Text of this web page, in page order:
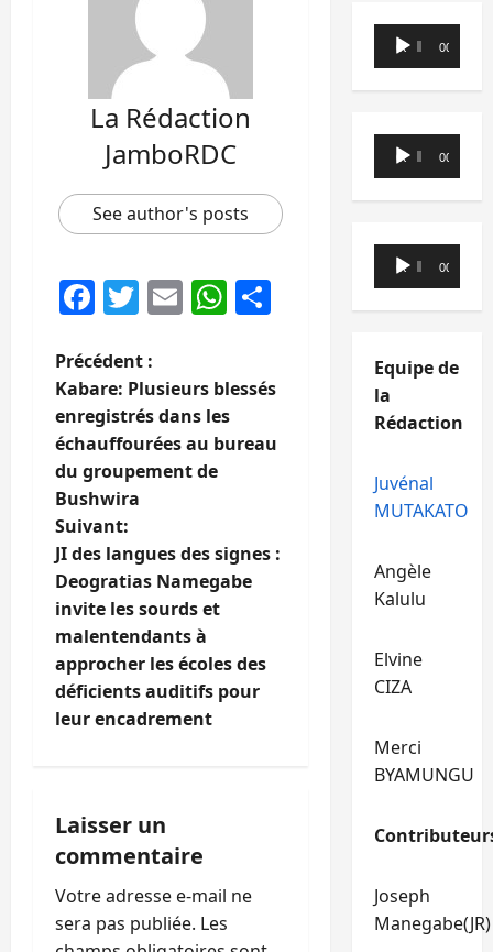
La Rédaction
JamboRDC
See author's posts
Facebook
Twitter
EmailWhatsApp
Partager
N
a
v
i
g
a
t
i
o
d
’
a
Précédent :
Kabare: Plusieurs blessés
enregistrés dans les
échauffourées au bureau
du groupement de
Bushwira
Suivant:
JI des langues des signes :
Deogratias Namegabe
invite les sourds et
malentendants à
approcher les écoles des
déficients auditifs pour
leur encadrement
Laisser un
commentaire
Votre adresse e-mail ne
sera pas publiée. Les
Lecteur
audio
00:00 00:00
Lecteur
audio
00:00 00:00
Lecteur
audio
00:00 00:00
Equipe de
la
Rédaction
Juvénal
MUTAKATO
Angèle
Kalulu
Elvine
CIZA
Merci
BYAMUNGU
Joseph
Manegabe(JR)